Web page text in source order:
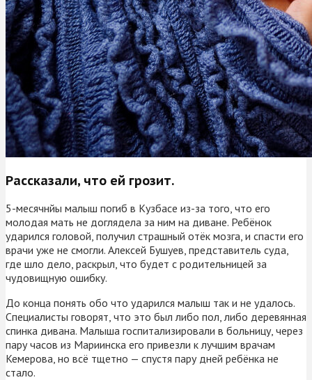
Рассказали, что ей грозит.
5-месячнйы малыш погиб в Кузбасе из-за того, что его
молодая мать не доглядела за ним на диване. Ребёнок
ударился головой, получил страшный отёк мозга, и спасти его
врачи уже не смогли. Алексей Бушуев, представитель суда,
где шло дело, раскрыл, что будет с родительницей за
чудовищную ошибку.
До конца понять обо что ударился малыш так и не удалось.
Специалисты говорят, что это был либо пол, либо деревянная
спинка дивана. Малыша госпитализировали в больницу, через
пару часов из Мариинска его привезли к лучшим врачам
Кемерова, но всё тщетно — спустя пару дней ребёнка не
стало.